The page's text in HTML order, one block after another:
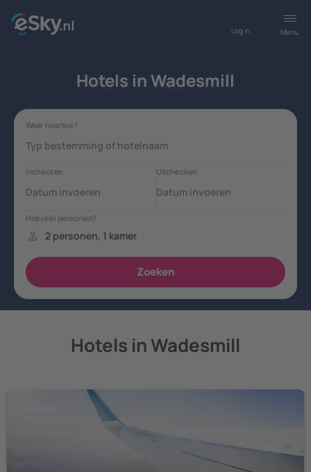
Menu
Log in
Hotels in Wadesmill
Hotels in Wadesmill